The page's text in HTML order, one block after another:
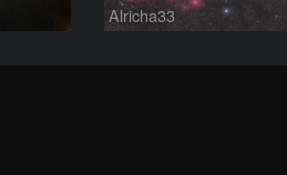
Alricha33